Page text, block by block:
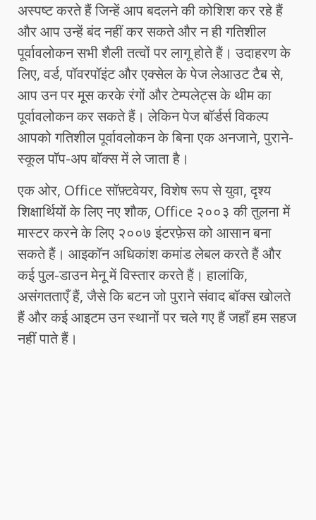
अस्पष्ट करते हैं जिन्हें आप बदलने की कोशिश कर रहे हैं
और आप उन्हें बंद नहीं कर सकते और न ही गतिशील
पूर्वावलोकन सभी शैली तत्वों पर लागू होते हैं। उदाहरण के
लिए, वर्ड, पॉवरपॉइंट और एक्सेल के पेज लेआउट टैब से,
आप उन पर मूस करके रंगों और टेम्पलेट्स के थीम का
पूर्वावलोकन कर सकते हैं। लेकिन पेज बॉर्डर्स विकल्प
आपको गतिशील पूर्वावलोकन के बिना एक अनजाने, पुराने-
स्कूल पॉप-अप बॉक्स में ले जाता है।
एक ओर, Office सॉफ़्टवेयर, विशेष रूप से युवा, दृश्य
शिक्षार्थियों के लिए नए शौक, Office २००३ की तुलना में
मास्टर करने के लिए २००७ इंटरफ़ेस को आसान बना
सकते हैं। आइकॉन अधिकांश कमांड लेबल करते हैं और
कई पुल-डाउन मेनू में विस्तार करते हैं। हालांकि,
असंगतताएँ हैं, जैसे कि बटन जो पुराने संवाद बॉक्स खोलते
हैं और कई आइटम उन स्थानों पर चले गए हैं जहाँ हम सहज
नहीं पाते हैं।